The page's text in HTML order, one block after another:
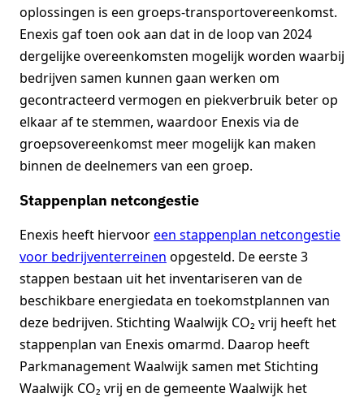
oplossingen is een groeps-transportovereenkomst.
Enexis gaf toen ook aan dat in de loop van 2024
dergelijke overeenkomsten mogelijk worden waarbij
bedrijven samen kunnen gaan werken om
gecontracteerd vermogen en piekverbruik beter op
elkaar af te stemmen, waardoor Enexis via de
groepsovereenkomst meer mogelijk kan maken
binnen de deelnemers van een groep.
Stappenplan netcongestie
Enexis heeft hiervooreen stappenplan netcongestie
voor bedrijventerreinen opgesteld. De eerste 3
stappen bestaan uit het inventariseren van de
beschikbare energiedata en toekomstplannen van
deze bedrijven. Stichting Waalwijk CO₂ vrij heeft het
stappenplan van Enexis omarmd. Daarop heeft
Parkmanagement Waalwijk samen met Stichting
Waalwijk CO₂ vrij en de gemeente Waalwijk het